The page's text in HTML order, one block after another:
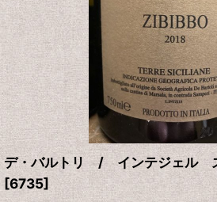
デ・バルトリ / インテジェル
[6735]